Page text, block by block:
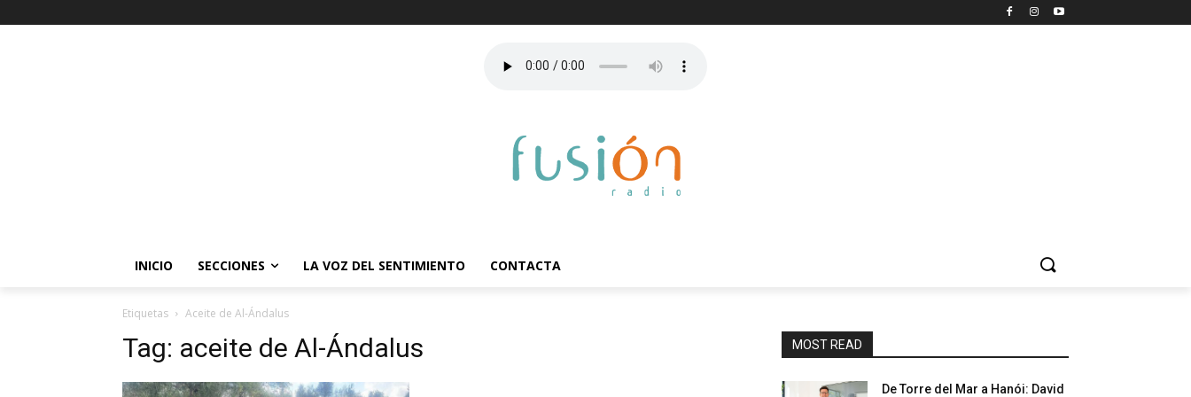
INICIO SECCIONES LA VOZ DEL SENTIMIENTO CONTACTA
Etiquetas Aceite de Al-Ándalus
Tag: aceite de Al-Ándalus MOST READ
De Torre del Mar a Hanói: David